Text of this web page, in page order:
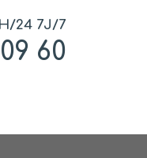
24 7J/7
60